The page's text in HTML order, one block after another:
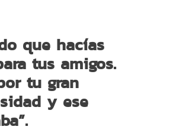
que hacías
tus amigos.
tu gran
y ese